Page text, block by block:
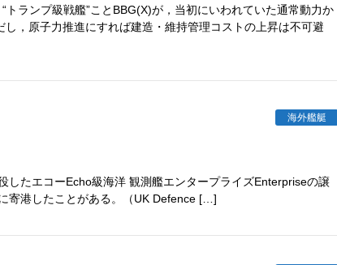
ランプ級戦艦”ことBBG(X)が，当初にいわれていた通常動力か
，原子力推進にすれば建造・維持管理コストの上昇は不可避
海外艦艇
したエコーEcho級海洋 観測艦エンタープライズEnterpriseの譲
寄港したことがある。（UK Defence […]